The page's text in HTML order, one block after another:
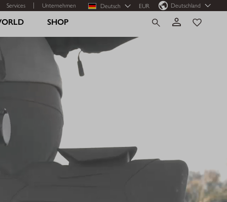
Services Unternehmen Deutsch EUR Deutschland
SHOP